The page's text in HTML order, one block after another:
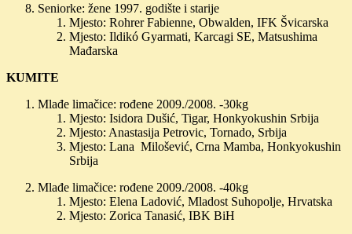
Seniorke: žene 1997. godište i starije
Mjesto: Rohrer Fabienne, Obwalden, IFK Švicarska
Mjesto: Ildikó Gyarmati, Karcagi SE, Matsushima
Mađarska
KUMITE
Mlađe limačice: rođene 2009./2008. -30kg
Mjesto: Isidora Dušić, Tigar, Honkyokushin Srbija
Mjesto: Anastasija Petrovic, Tornado, Srbija
Mjesto: Lana Milošević, Crna Mamba, Honkyokushin
Srbija
Mlađe limačice: rođene 2009./2008. -40kg
Mjesto: Elena Ladović, Mladost Suhopolje, Hrvatska
Mjesto: Zorica Tanasić, IBK BiH